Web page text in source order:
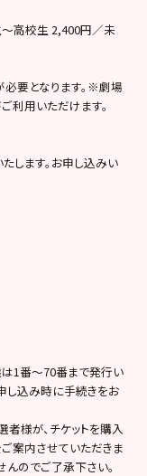
高校生 2,400円／未
要となります。※劇場
利用いただけます。
します。お申し込みい
1番～70番まで発行い
し込み時に手続きをお
様が、チケットを購入
案内させていただきま
のでご了承下さい。